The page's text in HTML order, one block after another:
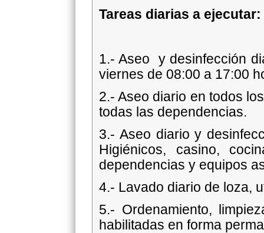
Tareas diarias a ejecutar:
1.- Aseo y desinfección
viernes de 08:00 a 17:00
2.- Aseo diario en todos
todas las dependencias.
3.- Aseo diario y
Higiénicos, casino,
dependencias y equipos
4.- Lavado diario de loza,
5.- Ordenamiento,
habilitadas en forma